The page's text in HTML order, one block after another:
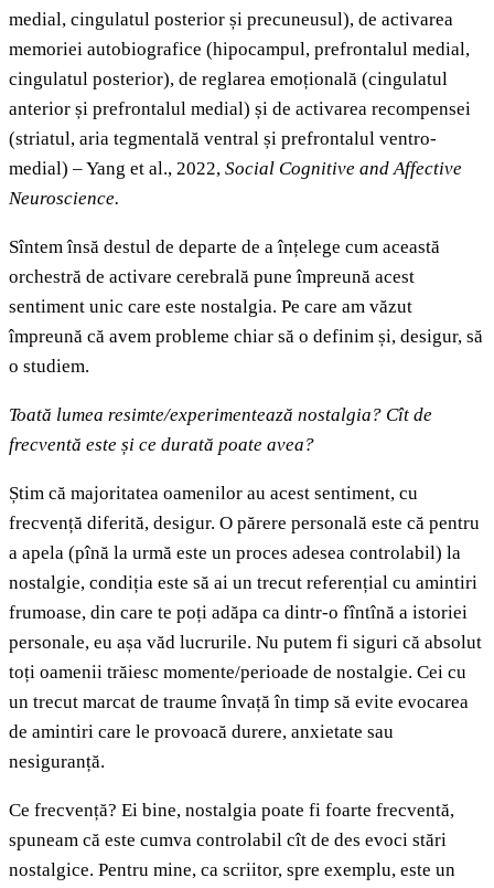
medial, cingulatul posterior și precuneusul), de activarea
memoriei autobiografice (hipocampul, prefrontalul medial,
cingulatul posterior), de reglarea emoțională (cingulatul
anterior și prefrontalul medial) și de activarea recompensei
(striatul, aria tegmentală ventral și prefrontalul ventro-
medial) – Yang et al., 2022, Social Cognitive and Affective
Neuroscience.
Sîntem însă destul de departe de a înțelege cum această
orchestră de activare cerebrală pune împreună acest
sentiment unic care este nostalgia. Pe care am văzut
împreună că avem probleme chiar să o definim și, desigur, să
o studiem.
Toată lumea resimte/experimentează nostalgia? Cît de
frecventă este și ce durată poate avea?
Știm că majoritatea oamenilor au acest sentiment, cu
frecvență diferită, desigur. O părere personală este că pentru
a apela (pînă la urmă este un proces adesea controlabil) la
nostalgie, condiția este să ai un trecut referențial cu amintiri
frumoase, din care te poți adăpa ca dintr-o fîntînă a istoriei
personale, eu așa văd lucrurile. Nu putem fi siguri că absolut
toți oamenii trăiesc momente/perioade de nostalgie. Cei cu
un trecut marcat de traume învață în timp să evite evocarea
de amintiri care le provoacă durere, anxietate sau
nesiguranță.
Ce frecvență? Ei bine, nostalgia poate fi foarte frecventă,
spuneam că este cumva controlabil cît de des evoci stări
nostalgice. Pentru mine, ca scriitor, spre exemplu, este un